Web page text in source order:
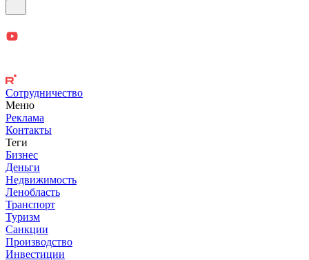
Сотрудничество
Меню
Реклама
Контакты
Теги
Бизнес
Деньги
Недвижимость
Ленобласть
Транспорт
Туризм
Санкции
Производство
Инвестиции